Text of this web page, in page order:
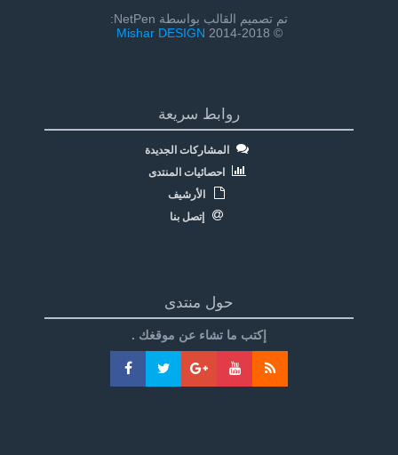
تم تصميم القالب بواسطة NetPen:
© 2014-2018
Mishar DESIGN
روابط سريعة
المشاركات الجديدة
احصائيات المنتدى
الأرشيف
إتصل بنا
حول منتدى
إكتب ما تشاء عن موقغك .